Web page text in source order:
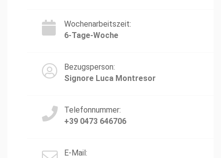
Wochenarbeitszeit:
6-Tage-Woche
Bezugsperson:
Signore Luca Montresor
Telefonnummer:
+39 0473 646706
E-Mail: